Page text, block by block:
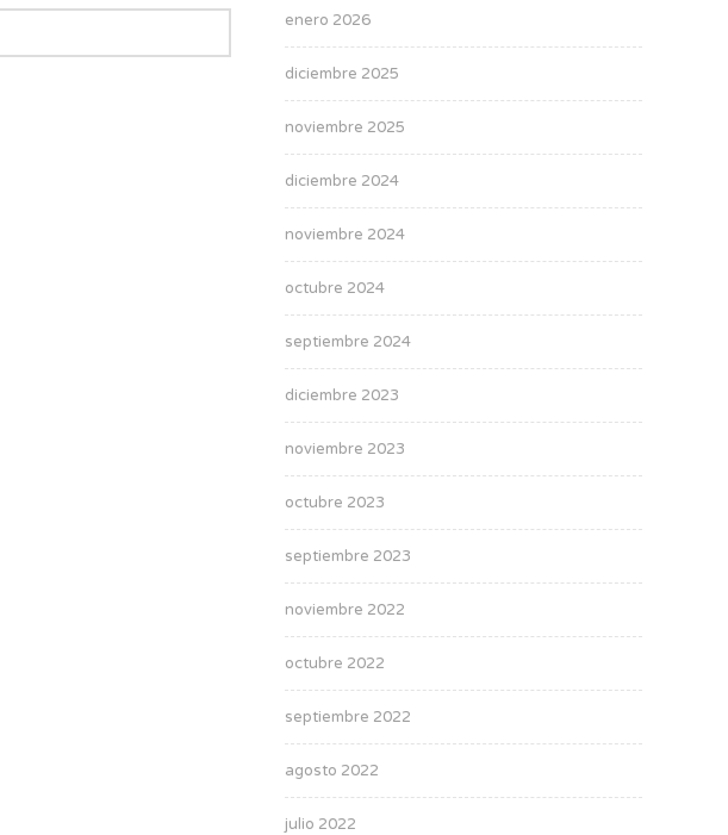
enero 2026
diciembre 2025
noviembre 2025
diciembre 2024
noviembre 2024
octubre 2024
septiembre 2024
diciembre 2023
noviembre 2023
octubre 2023
septiembre 2023
noviembre 2022
octubre 2022
septiembre 2022
agosto 2022
julio 2022